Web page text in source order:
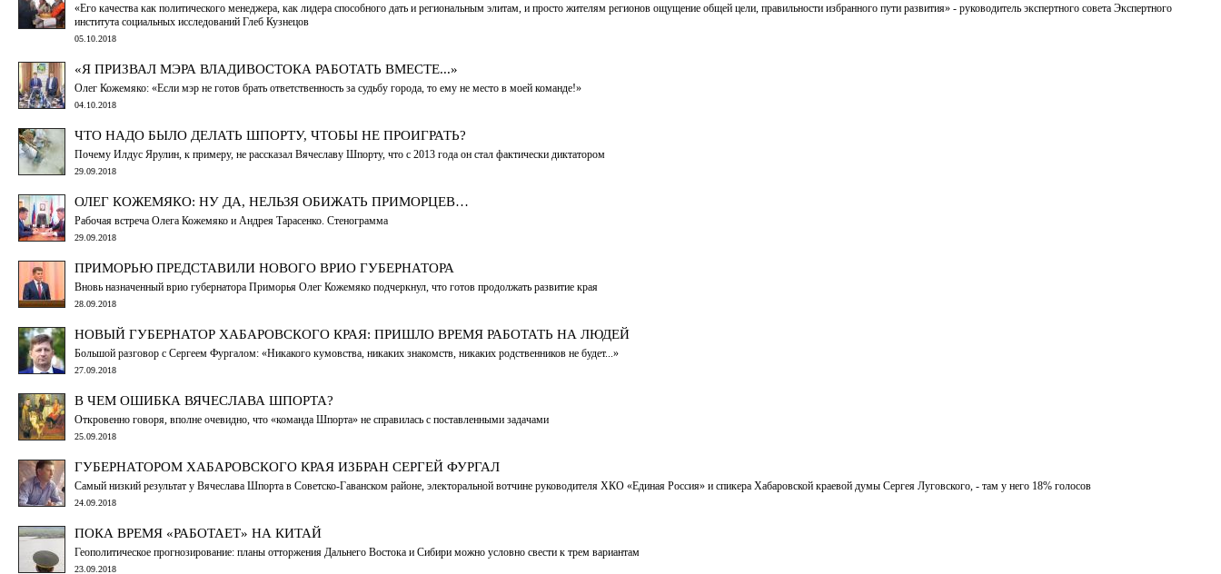
«Его качества как политического менеджера, как лидера способного дать и региональным элитам, и просто жителям регионов ощущение общей цели, правильности избранного пути развития» - руководитель экспертного совета Экспертного
института социальных исследований Глеб Кузнецов
05.10.2018
«Я ПРИЗВАЛ МЭРА ВЛАДИВОСТОКА РАБОТАТЬ ВМЕСТЕ...»
Олег Кожемяко: «Если мэр не готов брать ответственность за судьбу города, то ему не место в моей команде!»
04.10.2018
ЧТО НАДО БЫЛО ДЕЛАТЬ ШПОРТУ, ЧТОБЫ НЕ ПРОИГРАТЬ?
Почему Илдус Ярулин, к примеру, не рассказал Вячеславу Шпорту, что с 2013 года он стал фактически диктатором
29.09.2018
ОЛЕГ КОЖЕМЯКО: НУ ДА, НЕЛЬЗЯ ОБИЖАТЬ ПРИМОРЦЕВ…
Рабочая встреча Олега Кожемяко и Андрея Тарасенко. Стенограмма
29.09.2018
ПРИМОРЬЮ ПРЕДСТАВИЛИ НОВОГО ВРИО ГУБЕРНАТОРА
Вновь назначенный врио губернатора Приморья Олег Кожемяко подчеркнул, что готов продолжать развитие края
28.09.2018
НОВЫЙ ГУБЕРНАТОР ХАБАРОВСКОГО КРАЯ: ПРИШЛО ВРЕМЯ РАБОТАТЬ НА ЛЮДЕЙ
Большой разговор с Сергеем Фургалом: «Никакого кумовства, никаких знакомств, никаких родственников не будет...»
27.09.2018
В ЧЕМ ОШИБКА ВЯЧЕСЛАВА ШПОРТА?
Откровенно говоря, вполне очевидно, что «команда Шпорта» не справилась с поставленными задачами
25.09.2018
ГУБЕРНАТОРОМ ХАБАРОВСКОГО КРАЯ ИЗБРАН СЕРГЕЙ ФУРГАЛ
Самый низкий результат у Вячеслава Шпорта в Советско-Гаванском районе, электоральной вотчине руководителя ХКО «Единая Россия» и спикера Хабаровской краевой думы Сергея Луговского, - там у него 18% голосов
24.09.2018
ПОКА ВРЕМЯ «РАБОТАЕТ» НА КИТАЙ
Геополитическое прогнозирование: планы отторжения Дальнего Востока и Сибири можно условно свести к трем вариантам
23.09.2018